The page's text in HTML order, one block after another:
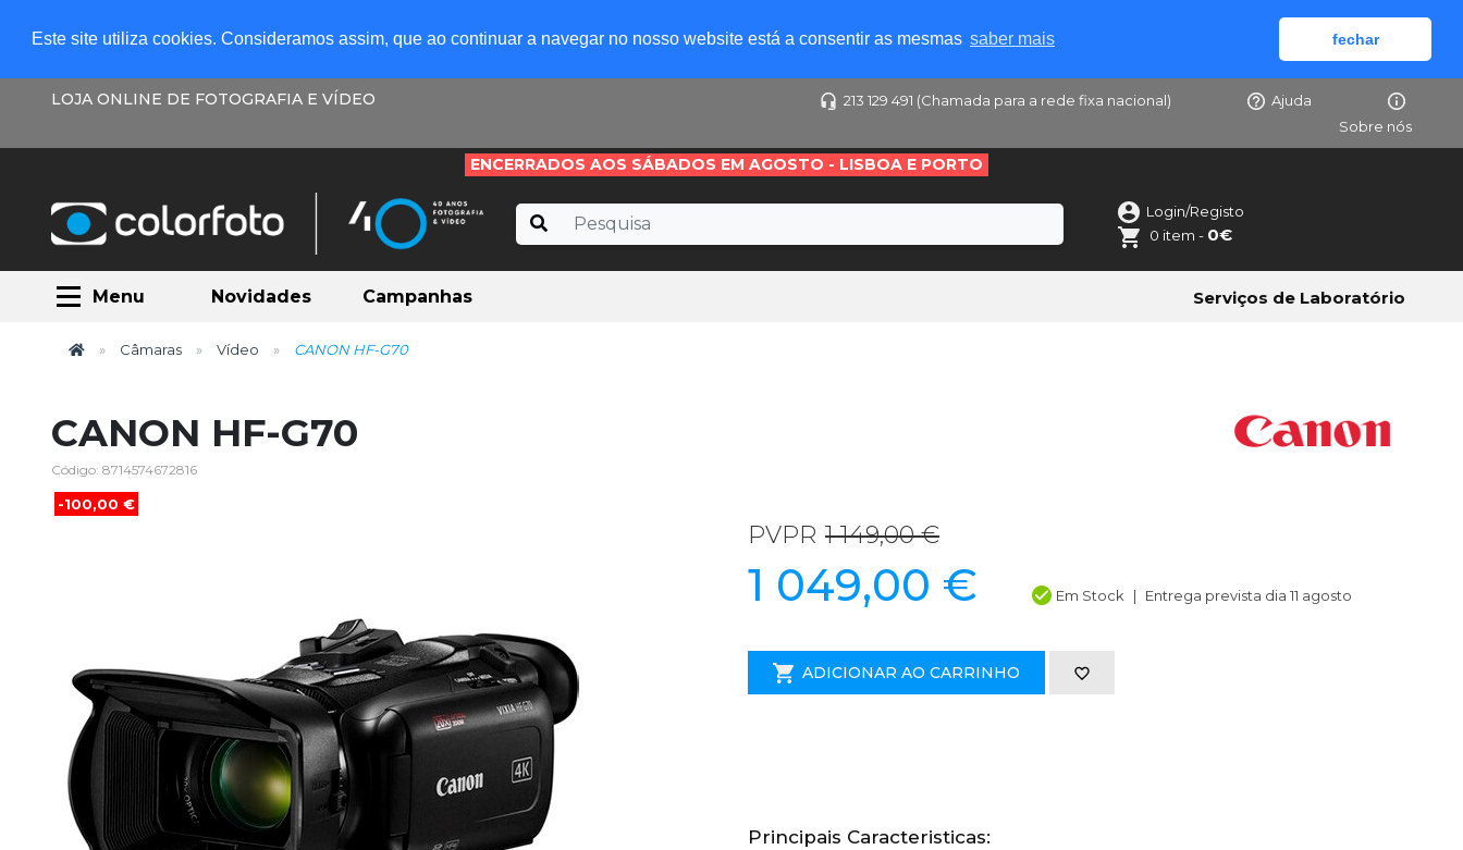
Este site utiliza cookies. Consideramos assim, que ao continuar a navegar no nosso website está a consentir as mesmas saber mais fechar
LOJA ONLINE DE FOTOGRAFIA E VÍDEO 213 129 491 (Chamada para a rede fixa nacional)
Ajuda
Sobre nós
ENCERRADOS AOS SÁBADOS EM AGOSTO - LISBOA E PORTO
Login/Registo
0 item - 0€
Menu Novidades Campanhas Serviços de Laboratório
Câmaras Vídeo CANON HF-G70
CANON HF-G70
Código: 8714574672816
-100,00 €
PVPR 1 149,00 €
1 049,00 € Em Stock Entrega prevista dia 11 agosto
ADICIONAR AO CARRINHO
Principais Caracteristicas: